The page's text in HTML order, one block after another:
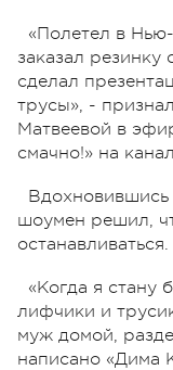
«Полетел в
заказал
сделал
трусы», -
Матвеевой в
смачно!» на
Вдохновившись
шоумен решил,
останавливаться.
«Когда я стану
лифчики и
муж домой,
написано «Дима